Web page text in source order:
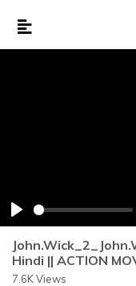
Play
Hindi || ACTION
7.6K Views